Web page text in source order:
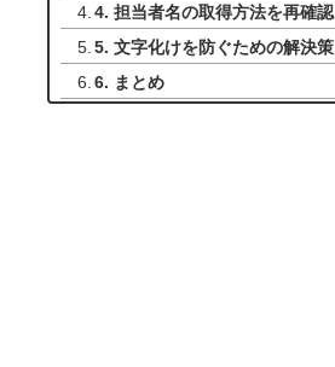
4. 担当者名の取得方法を再確認
5. 文字化けを防ぐための解決策
6. まとめ